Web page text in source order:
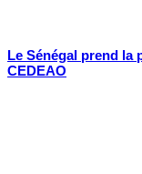
Le Sénégal prend la
CEDEAO